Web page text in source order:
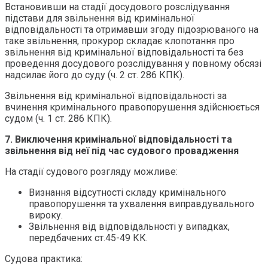
Встановивши на стадії досудового розслідування
підстави для звільнення від кримінальної
відповідальності та отримавши згоду підозрюваного на
таке звільнення, прокурор складає клопотання про
звільнення від кримінальної відповідальності та без
проведення досудового розслідування у повному обсязі
надсилає його до суду (ч. 2 ст. 286 КПК).
Звільнення від кримінальної відповідальності за
вчинення кримінального правопорушення здійснюється
судом (ч. 1 ст. 286 КПК).
7. Виключення кримінальної відповідальності та
звільнення від неї під час судового провадження
На стадії судового розгляду можливе:
Визнання відсутності складу кримінального
правопорушення та ухвалення виправдувального
вироку.
Звільнення від відповідальності у випадках,
передбачених ст.45-49 КК.
Судова практика: